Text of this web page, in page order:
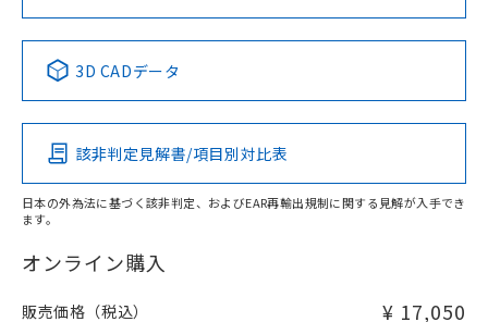
上、n: 27mm以上
検出領域
Pb Hg Cd Cr(VI)
O
在庫等で未対応品が混在する可能性があります。
問い合わせください。
No No No No
この製品の規格認証/適合状況ページへ
その他の認証はこちらのページからご検索ください
3D CADデータ
該非判定見解書/項目別対比表
日本の外為法に基づく該非判定、およびEAR再輸出規制に関する見解が入手でき
ます。
オンライン購入
販売価格（税込） ¥ 17,050